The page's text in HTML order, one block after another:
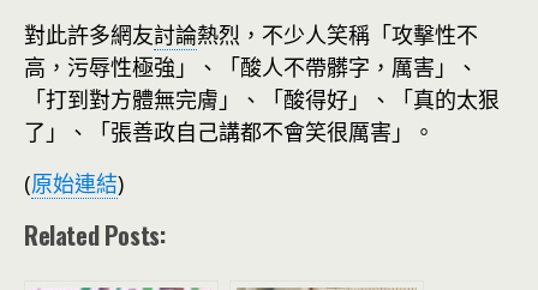
對此許多網友討論熱烈，不少人笑稱「攻擊性不
高，污辱性極強」、「酸人不帶髒字，厲害」、
「打到對方體無完膚」、「酸得好」、「真的太狠
了」、「張善政自己講都不會笑很厲害」。
(原始連結)
Related Posts: